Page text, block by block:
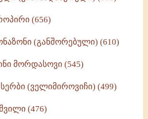
(656)
(განშორებული) (610)
მორდასოვი (545)
(ველიმიროვიჩი) (499)
(476)